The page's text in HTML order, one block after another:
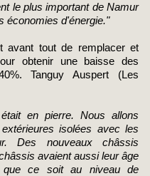
le plus important de Namur
économies d'énergie."
avant tout de remplacer et
obtenir une baisse des
Tanguy Auspert (Les
en pierre. Nous allons
isolées avec les
Des nouveaux châssis
avaient aussi leur âge
que ce soit au niveau de